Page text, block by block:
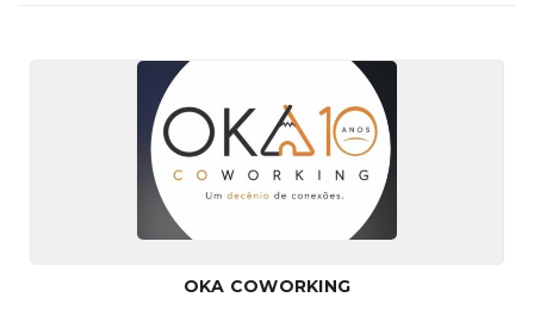
OKA COWORKING